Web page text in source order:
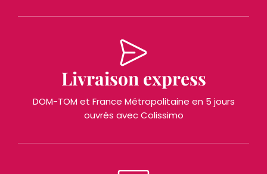
Livraison express
DOM-TOM et France Métropolitaine en 5 jours
ouvrés avec Colissimo